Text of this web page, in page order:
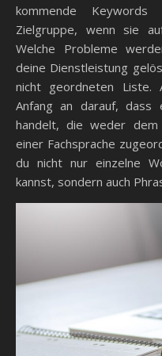
kommende
Zielgruppe, wenn sie
Welche Probleme
deine Dienstleistung
nicht geordneten Liste.
Anfang an darauf, dass
handelt, die weder dem
einer Fachsprache
du nicht nur einzelne
kannst, sondern auch